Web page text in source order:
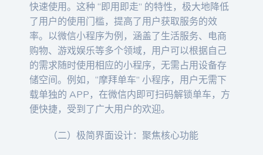
快速使用。这种 “即用即走” 的特性，极大地降低
了用户的使用门槛，提高了用户获取服务的效
率。以微信小程序为例，涵盖了生活服务、电商
购物、游戏娱乐等多个领域，用户可以根据自己
的需求随时使用相应的小程序，无需占用设备存
储空间。例如，“摩拜单车” 小程序，用户无需下
载单独的 APP，在微信内即可扫码解锁单车，方
便快捷，受到了广大用户的欢迎。
（二）极简界面设计：聚焦核心功能